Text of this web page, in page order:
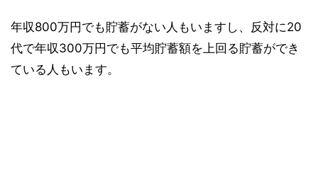
年収800万円でも貯蓄がない人もいますし、反対に20
代で年収300万円でも平均貯蓄額を上回る貯蓄ができ
ている人もいます。